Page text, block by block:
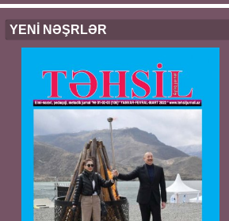
YENİ NƏŞRLƏR